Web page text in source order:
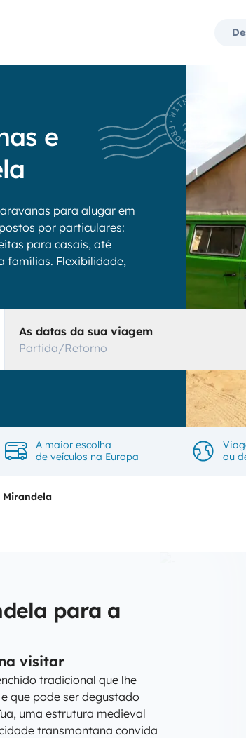
e
para alugar em
por particulares:
para casais, até
famílias. Flexibilidade,
As datas da sua viagem
Partida/Retorno
A maior escolha
de veículos na Europa
ou
Mirandela
para a
visitar
tradicional que lhe
que pode ser degustado
uma estrutura medieval
transmontana convida